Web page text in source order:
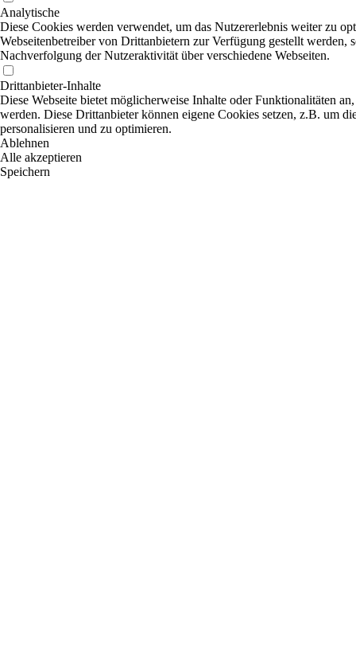
Analytische
Diese Cookies werden verwendet, um das Nutzererlebnis weiter zu
Webseitenbetreiber von Drittanbietern zur Verfügung gestellt
Nachverfolgung der Nutzeraktivität über verschiedene Webseiten.
Drittanbieter-Inhalte
Diese Webseite bietet möglicherweise Inhalte oder Funktionalitäten
werden. Diese Drittanbieter können eigene Cookies setzen, z.B. um
personalisieren und zu optimieren.
Ablehnen
Alle akzeptieren
Speichern